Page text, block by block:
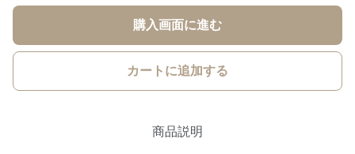
購入画面に進む
カートに追加する
商品説明